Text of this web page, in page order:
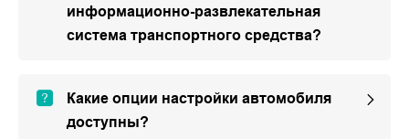
информационно-развлекательная
система транспортного средства?
Какие опции настройки автомобиля
доступны?